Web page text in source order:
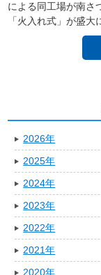
による同工場が南さ
「火入れ式」が盛
2026年
2025年
2024年
2023年
2022年
2021年
2020年